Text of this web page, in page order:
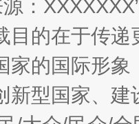
如何以
源：
目的在于传
家的国际形
新型国家、